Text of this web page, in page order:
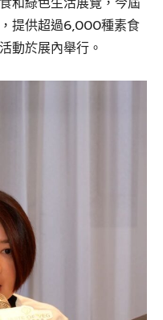
提供超過6,000種素食
動於展內舉行。